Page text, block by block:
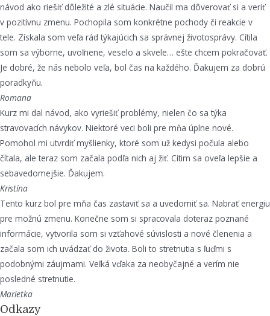
návod ako riešiť dôležité a zlé situácie. Naučil ma dôverovať si a veriť
v pozitívnu zmenu. Pochopila som konkrétne pochody či reakcie v
tele. Získala som veľa rád týkajúcich sa správnej životosprávy. Cítila
som sa výborne, uvoľnene, veselo a skvele… ešte chcem pokračovať.
Je dobré, že nás nebolo veľa, bol čas na každého. Ďakujem za dobrú
poradkyňu.
Romana
Kurz mi dal návod, ako vyriešiť problémy, nielen čo sa týka
stravovacích návykov. Niektoré veci boli pre mňa úplne nové.
Pomohol mi utvrdiť myšlienky, ktoré som už kedysi počula alebo
čítala, ale teraz som začala podľa nich aj žiť. Cítim sa oveľa lepšie a
sebavedomejšie. Ďakujem.
Kristína
Tento kurz bol pre mňa čas zastaviť sa a uvedomiť sa. Nabrať energiu
pre možnú zmenu. Konečne som si spracovala doteraz poznané
informácie, vytvorila som si vzťahové súvislosti a nové členenia a
začala som ich uvádzať do života. Boli to stretnutia s ľuďmi s
podobnými záujmami. Veľká vďaka za neobyčajné a verím nie
posledné stretnutie.
Marietka
Odkazy